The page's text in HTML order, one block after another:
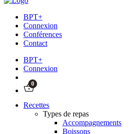
BPT+
Connexion
Conférences
Contact
BPT+
Connexion
0
Recettes
Types de repas
Accompagnements
Boissons